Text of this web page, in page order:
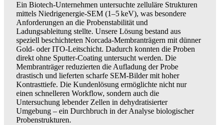
Ein Biotech-Unternehmen untersuchte zelluläre Strukturen
mittels Niedrigenergie-SEM (1–5 keV), was besondere
Anforderungen an die Probenstabilität und
Ladungsableitung stellte. Unsere Lösung bestand aus
speziell beschichteten Norcada-Membranträgern mit dünner
Gold- oder ITO-Leitschicht. Dadurch konnten die Proben
direkt ohne Sputter-Coating untersucht werden. Die
Membranträger reduzierten die Aufladung der Probe
drastisch und lieferten scharfe SEM-Bilder mit hoher
Kontrasttiefe. Die Kundenlösung ermöglichte nicht nur
einen schnelleren Workflow, sondern auch die
Untersuchung lebender Zellen in dehydratisierter
Umgebung – ein Durchbruch in der Analyse biologischer
Probenstrukturen.